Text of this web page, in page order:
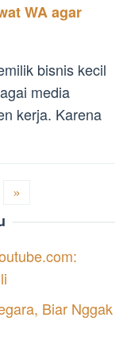
WA agar
bisnis kecil
media
kerja. Karena
Biar Nggak